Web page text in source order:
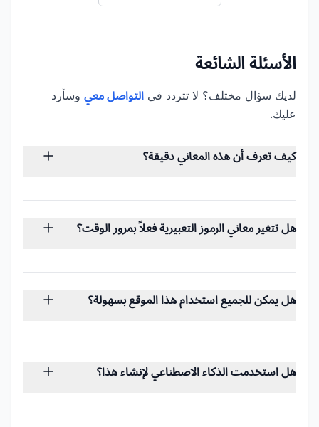
الأسئلة الشائعة
لديك سؤال مختلف؟ لا تتردد في التواصل معي وسأرد
عليك.
كيف تعرف أن هذه المعاني دقيقة؟
عندما أجد أن رمزاً تعبيرياً يعني شيئاً في اليابان
بالإضافة إلى السياق الثقافي الذي يفسر سبب وجود
هذه الاختلافات.
هل تتغير معاني الرموز التعبيرية فعلاً بمرور الوقت؟
اليوم. أتتبع كيفية تغير هذه المعاني عبر المجتمعات
الاستخدام الحالية وليس التعريفات القديمة.
هل يمكن للجميع استخدام هذا الموقع بسهولة؟
كنت تتحقق من معنى رمز تعبيري بسرعة على
الخاص بك، يمكنك العثور على ما تحتاجه.
هل استخدمت الذكاء الاصطناعي لإنشاء هذا؟